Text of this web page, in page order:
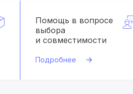
Помощь в вопросе
выбора
и совместимости
Подробнее